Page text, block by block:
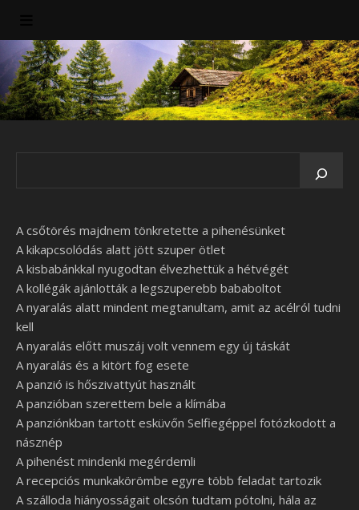
A csőtörés majdnem tönkretette a pihenésünket
A kikapcsolódás alatt jött szuper ötlet
A kisbabánkkal nyugodtan élvezhettük a hétvégét
A kollégák ajánlották a legszuperebb bababoltot
A nyaralás alatt mindent megtanultam, amit az acélról tudni
kell
A nyaralás előtt muszáj volt vennem egy új táskát
A nyaralás és a kitört fog esete
A panzió is hőszivattyút használt
A panzióban szerettem bele a klímába
A panziónkban tartott esküvőn Selfiegéppel fotózkodott a
násznép
A pihenést mindenki megérdemli
A recepciós munkakörömbe egyre több feladat tartozik
A szálloda hiányosságait olcsón tudtam pótolni, hála az